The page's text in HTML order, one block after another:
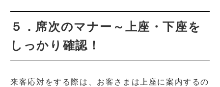
５．席次のマナー～上座・下座を
しっかり確認！
来客応対をする際は、お客さまは上座に案内するの